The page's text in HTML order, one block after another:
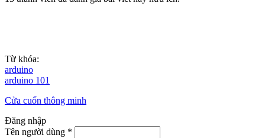
Từ khóa:
arduino
arduino 101
Cửa cuốn thông minh
Đăng nhập
Tên người dùng *